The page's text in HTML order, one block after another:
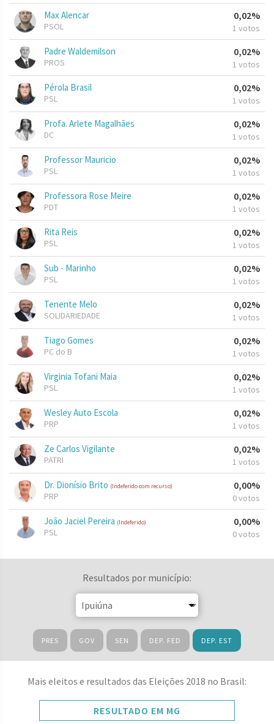
Max Alencar
PSOL
0,02%
1 votos
Padre Waldemilson
PROS
0,02%
1 votos
Pérola Brasil
PSL
0,02%
1 votos
Profa. Arlete Magalhães
DC
0,02%
1 votos
Professor Mauricio
PSL
0,02%
1 votos
Professora Rose Meire
PDT
0,02%
1 votos
Rita Reis
PSL
0,02%
1 votos
Sub - Marinho
PSL
0,02%
1 votos
Tenente Melo
SOLIDARIEDADE
0,02%
1 votos
Tiago Gomes
PC do B
0,02%
1 votos
Virginia Tofani Maia
PSL
0,02%
1 votos
Wesley Auto Escola
PRP
0,02%
1 votos
Ze Carlos Vigilante
PATRI
0,02%
1 votos
Dr. Dionísio Brito (Indeferido com recurso)
PRP
0,00%
0 votos
João Jaciel Pereira (Indeferido)
PSL
0,00%
0 votos
Resultados por município:
PRES GOV SEN DEP. FED DEP. EST
Mais eleitos e resultados das Eleições 2018 no Brasil:
RESULTADO EM MG